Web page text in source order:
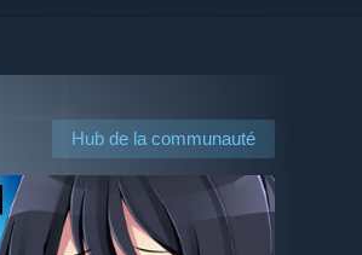
Hub de la communauté